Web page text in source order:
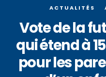
ACTUALITÉS
Vote de la
qui étend à
pour les